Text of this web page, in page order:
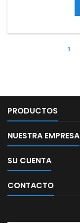
1
PRODUCTOS
NUESTRA EMPRESA
SU CUENTA
CONTACTO